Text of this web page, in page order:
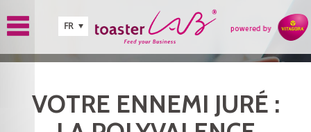
FR
VOTRE ENNEMI JURÉ :